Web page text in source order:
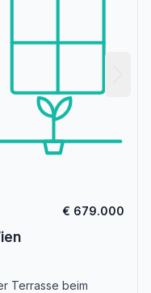
€ 679.000
Terrasse beim